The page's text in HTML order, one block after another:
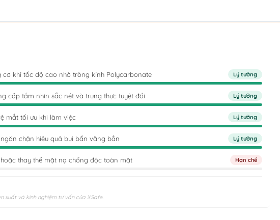
khí tốc độ cao nhờ tròng kính Polycarbonate Lý tưởng
cấp tầm nhìn sắc nét và trung thực tuyệt đối Lý tưởng
mắt tối ưu khi làm việc Lý tưởng
chặn hiệu quả bụi bẩn văng bắn Lý tưởng
thay thế mặt nạ chống độc toàn mặt Hạn chế
xuất và kinh nghiệm tư vấn của XSafe.